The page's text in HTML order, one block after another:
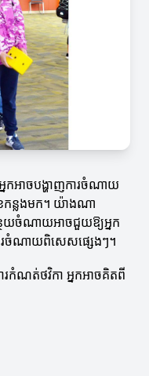
កអាចបង្ហាញការចំណាយ
កន្លងមក។ យ៉ាងណា
យចំណាយអាចជួយឱ្យអ្នក
រចំណាយពិសេសផ្សេងៗ។
រកំណត់ថវិកា អ្នកអាចគិតពី